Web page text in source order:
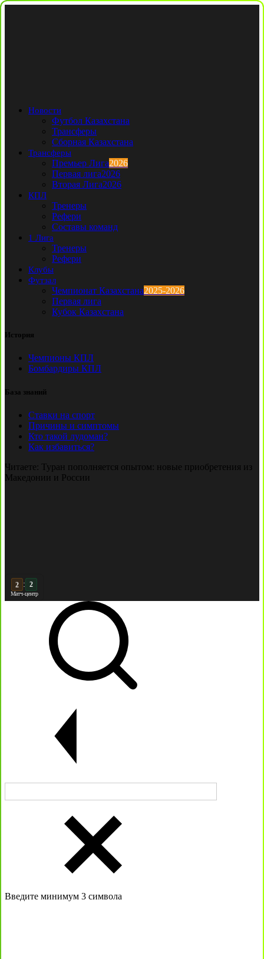
Новости
Футбол Казахстана
Трансферы
Сборная Казахстана
Трансферы
Премьер Лига2026
Первая лига2026
Вторая Лига2026
КПЛ
Тренеры
Рефери
Составы команд
1 Лига
Тренеры
Рефери
Клубы
Футзал
Чемпионат Казахстана2025-2026
Первая лига
Кубок Казахстана
История
Чемпионы КПЛ
Бомбардиры КПЛ
База знаний
Ставки на спорт
Причины и симптомы
Кто такой лудоман?
Как избавиться?
Читаете: Туран пополняется опытом: новые приобретения из
Македонии и России
3 : 2
Матч-центр
Введите минимум 3 символа